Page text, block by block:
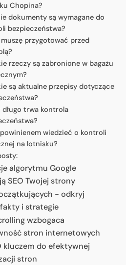
Chopina?
dokumenty są wymagane do
bezpieczeństwa?
muszę przygotować przed
rzeczy są zabronione w bagażu
są aktualne przepisy dotyczące
długo trwa kontrola
wiedzieć o kontroli
na lotnisku?
algorytmu Google
SEO Twojej strony
- odkryj
i strategie
wzbogaca
stron internetowych
kluczem do efektywnej
stron